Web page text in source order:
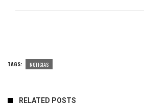
TAGS: NOTICIAS
RELATED POSTS